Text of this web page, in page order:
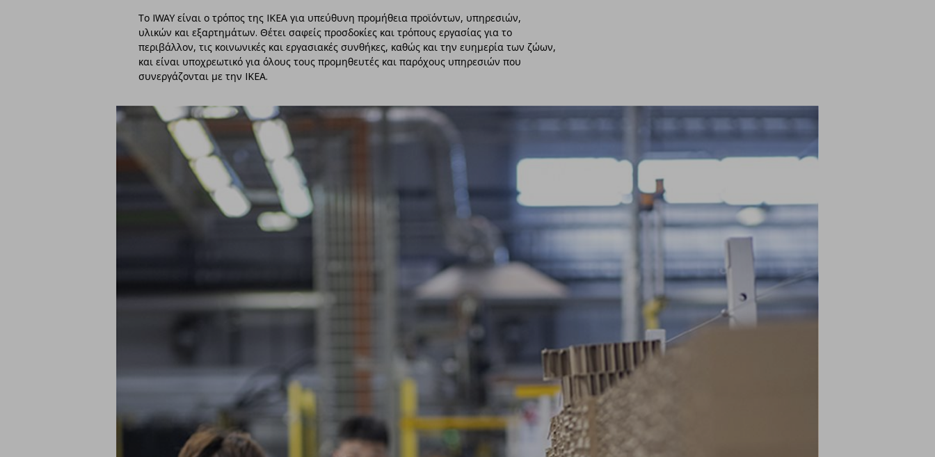
Το IWAY είναι ο τρόπος της IKEA για υπεύθυνη προμήθεια προϊόντων, υπηρεσιών,
υλικών και εξαρτημάτων. Θέτει σαφείς προσδοκίες και τρόπους εργασίας για το
περιβάλλον, τις κοινωνικές και εργασιακές συνθήκες, καθώς και την ευημερία των ζώων,
και είναι υποχρεωτικό για όλους τους προμηθευτές και παρόχους υπηρεσιών που
συνεργάζονται με την IKEA.